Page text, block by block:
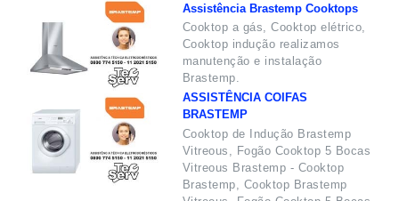
Assistência Brastemp Cooktops
Cooktop a gás, Cooktop elétrico,
Cooktop indução realizamos
manutenção e instalação
Brastemp.
ASSISTÊNCIA COIFAS
BRASTEMP
Cooktop de Indução Brastemp
Vitreous, Fogão Cooktop 5 Bocas
Vitreous Brastemp - Cooktop
Brastemp, Cooktop Brastemp